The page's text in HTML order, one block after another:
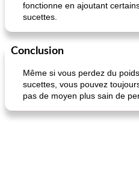
fonctionne en ajoutant
sucettes.
Conclusion
Même si vous perdez du
sucettes, vous pouvez
pas de moyen plus sain de